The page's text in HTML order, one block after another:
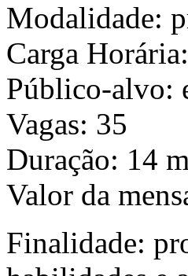
Modalidade:
Carga
Público-alvo:
Vagas: 35
Duração: 14
Valor da
Finalidade: